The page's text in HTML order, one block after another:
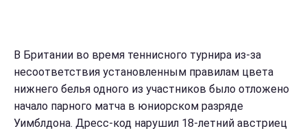
В Британии во время теннисного турнира из-за
несоответствия установленным правилам цвета
нижнего белья одного из участников было отложено
начало парного матча в юниорском разряде
Уимблдона. Дресс-код нарушил 18-летний австриец